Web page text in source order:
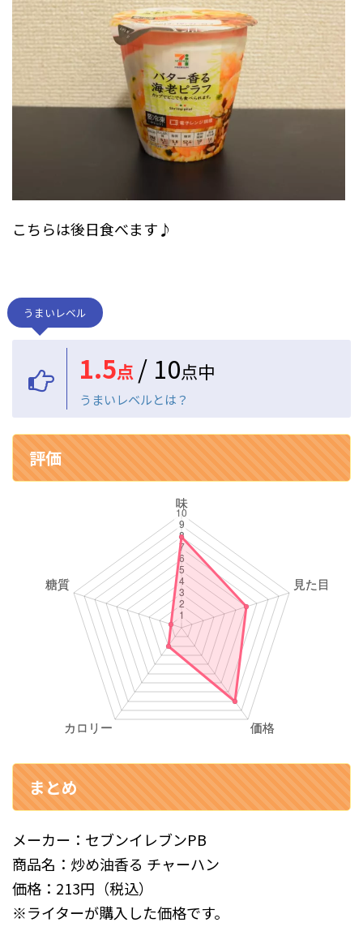
こちらは後日食べます♪
うまいレベル
1.5点 / 10点中
うまいレベルとは？
評価
まとめ
メーカー：セブンイレブンPB
商品名：炒め油香る チャーハン
価格：213円（税込）
※ライターが購入した価格です。